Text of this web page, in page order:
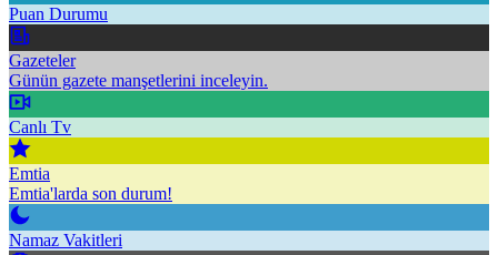
Puan Durumu
Gazeteler
Günün gazete manşetlerini inceleyin.
Canlı Tv
Emtia
Emtia'larda son durum!
Namaz Vakitleri